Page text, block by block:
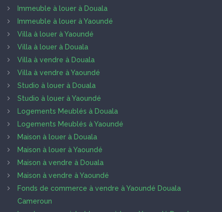
Immeuble à louer à Douala
Immeuble à louer à Yaoundé
Villa à louer à Yaoundé
Villa à louer à Douala
Villa à vendre à Douala
Villa à vendre à Yaoundé
Studio à louer à Douala
Studio à louer à Yaoundé
Logements Meublés à Douala
Logements Meublés à Yaoundé
Maison à louer à Douala
Maison à louer à Yaoundé
Maison à vendre à Douala
Maison à vendre à Yaoundé
Fonds de commerce à vendre à Yaoundé Douala
Cameroun